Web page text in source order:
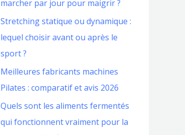
marcher par jour pour maigrir ?
Stretching statique ou dynamique :
lequel choisir avant ou après le
sport ?
Meilleures fabricants machines
Pilates : comparatif et avis 2026
Quels sont les aliments fermentés
qui fonctionnent vraiment pour la